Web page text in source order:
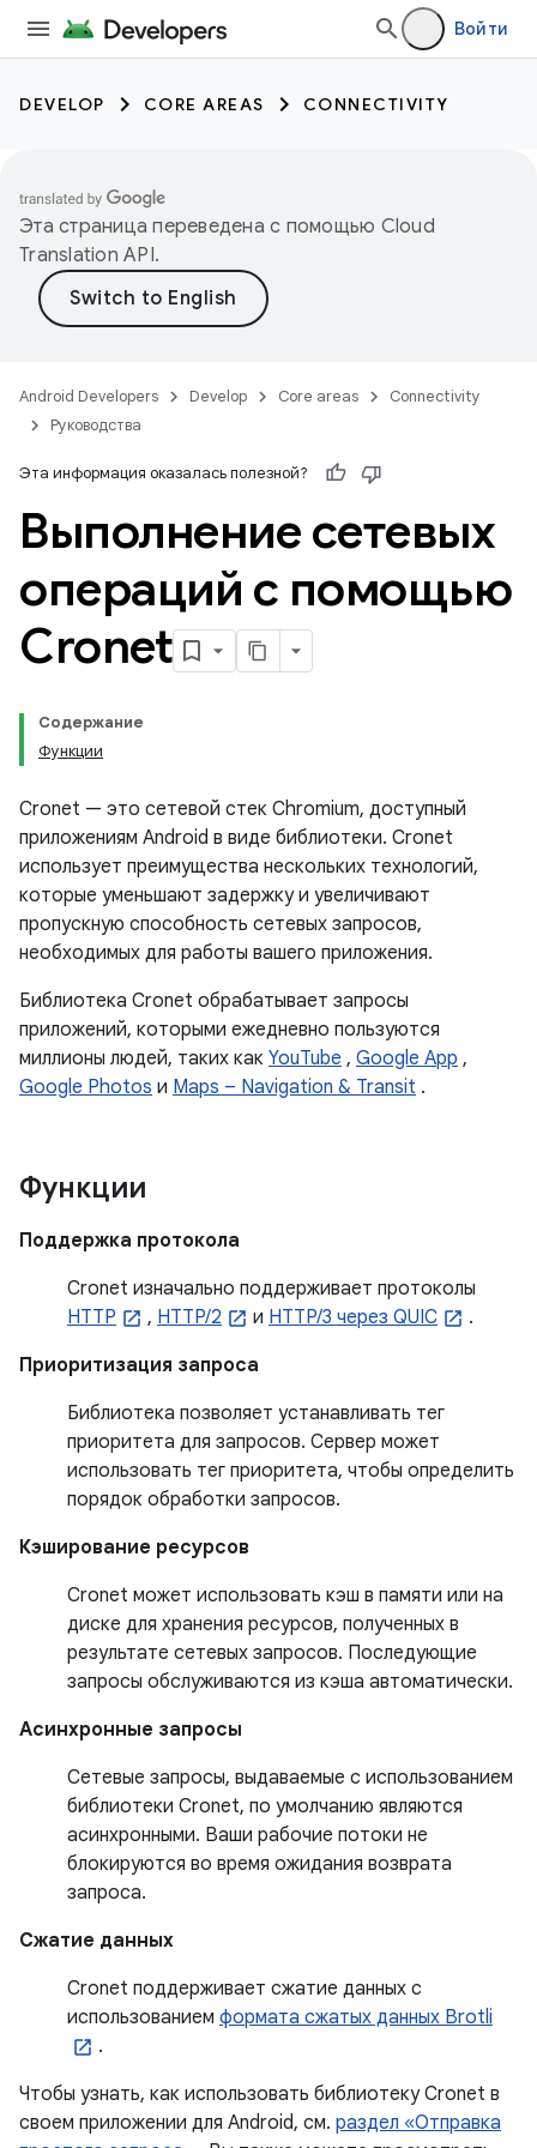
Войти
DEVELOP CORE AREAS CONNECTIVITY
Эта страница переведена с помощью Cloud
Translation API.
Android Developers Develop Core areas
Connectivity
Руководства
Эта информация оказалась полезной?
Выполнение сетевых
операций с помощью
Cronet
Содержание
Функции
Cronet — это сетевой стек Chromium, доступный
приложениям Android в виде библиотеки. Cronet
использует преимущества нескольких технологий,
которые уменьшают задержку и увеличивают
пропускную способность сетевых запросов,
необходимых для работы вашего приложения.
Библиотека Cronet обрабатывает запросы
приложений, которыми ежедневно пользуются
миллионы людей, таких как YouTube , Google App ,
Google Photos и Maps – Navigation & Transit .
Функции
Поддержка протокола
Cronet изначально поддерживает протоколы
HTTP
, HTTP/2 и HTTP/3 через QUIC
.
Приоритизация запроса
Библиотека позволяет устанавливать тег
приоритета для запросов. Сервер может
использовать тег приоритета, чтобы определить
порядок обработки запросов.
Кэширование ресурсов
Cronet может использовать кэш в памяти или на
диске для хранения ресурсов, полученных в
результате сетевых запросов. Последующие
запросы обслуживаются из кэша автоматически.
Асинхронные запросы
Сетевые запросы, выдаваемые с использованием
библиотеки Cronet, по умолчанию являются
асинхронными. Ваши рабочие потоки не
блокируются во время ожидания возврата
запроса.
Сжатие данных
Cronet поддерживает сжатие данных с
использованием формата сжатых данных Brotli
.
Чтобы узнать, как использовать библиотеку Cronet в
своем приложении для Android, см. раздел «Отправка